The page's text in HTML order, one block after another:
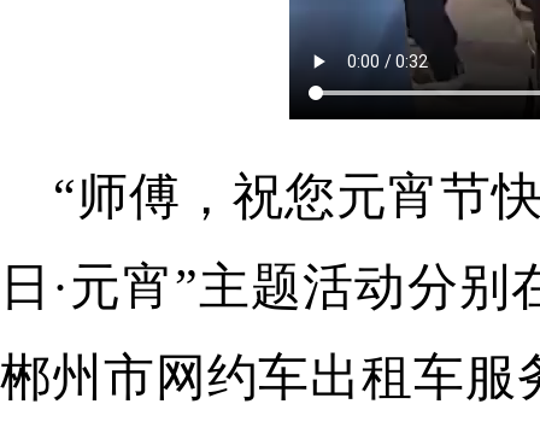
“师傅，祝您元宵节
日·元宵”主题活动分
郴州市网约车出租车服